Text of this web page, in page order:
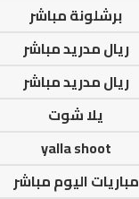
برشلونة مباشر
ريال مدريد مباشر
ريال مدريد مباشر
يلا شوت
yalla shoot
مباريات اليوم مباشر